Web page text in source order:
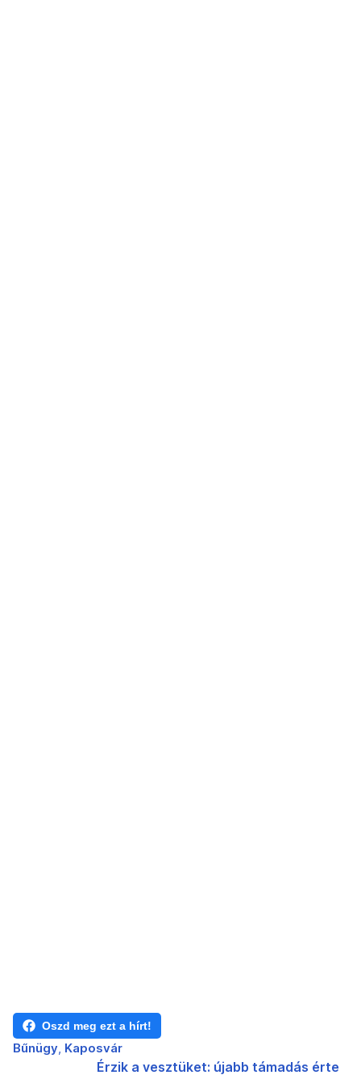
Oszd meg ezt a hírt!
Bűnügy Kaposvár
Érzik a vesztüket: újabb támadás érte